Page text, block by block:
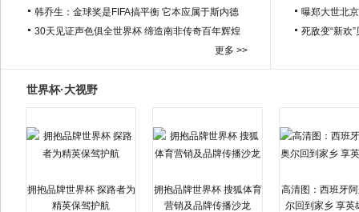
韩乔生：金球奖是FIFA搞平衡 它本应属于斯内德
30天见证声色俱全世界杯 缔造南非传奇百年辉煌
更多 >>
曝郑大世北
死敌变“新欢
世界杯·大视野
拥抱品牌世界杯 探路者为
精英保驾护航
拥抱品牌世界杯 搜狐体育
营销及品牌传播沙龙
高清图：西班牙
尔回到家乡 享英